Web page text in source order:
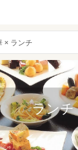
× ランチ
ランチ